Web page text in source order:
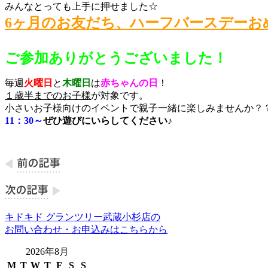
みんなとっても上手に押せました☆
6ヶ月のお友だち、ハーフバースデーお
ご参加ありがとうございました！
毎週火曜日 と木曜日 は赤ちゃんの日
！
１歳半までのお子様が対象です。
小さいお子様向けのイベントで親子一緒に楽しみませんか？
11：30～ぜひ遊びにいらしてください♪
キドキド グランツリー武蔵小杉店の
お問い合わせ・お申込みはこちらから
2026年8月
M T W T F S
S